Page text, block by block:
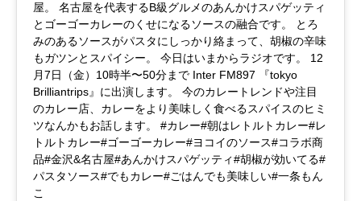
屋。 名古屋を代表するB級グルメのあんかけスパゲッティ
とゴーゴーカレーのくせになるソースの融合です。 とろ
みのあるソースがパスタにしっかり絡まって、胡椒の辛味
もガツンとスパイシー。 今日はいまからラジオです。 12
月7日（金）10時半〜50分まで Inter FM897 『tokyo
Brilliantrips』に出演します。 今のカレートレンドや注目
のカレー店、カレーをより美味しく食べるスパイスのヒミ
ツなんかもお話します。 #カレー#朝はレトルトカレー#レ
トルトカレー#ゴーゴーカレー#ヨコイのソース#コラボ商
品#金沢&名古屋#あんかけスパゲッティ#胡椒が効いてる#
パスタソース#でもカレー#ごはんでも美味しい#一条もん
こ